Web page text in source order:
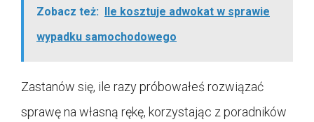
Zobacz też: Ile kosztuje adwokat w sprawie
wypadku samochodowego
Zastanów się, ile razy próbowałeś rozwiązać
sprawę na własną rękę, korzystając z poradników